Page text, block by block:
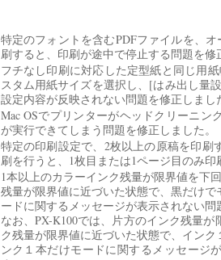
特定のフォントを含むPDFファイルを、
刷すると、印刷が途中で停止する問題を修
フチなし印刷に対応した定型紙と同じ用
スタム用紙サイズを選択し、[はみ出し量
設定内容が反映されない問題を修正しまし
Mac OSでプリンターがヘッドクリーニ
が実行できてしまう問題を修正しました。
特定の印刷設定で、2枚以上の原稿を印刷
刷を行うと、1枚目または1ページ目のみ印
1本以上のカラーインク残量が限界値を下
残量が限界値に近づいた状態で、黒だけ
ードに関するメッセージが表示されない問
なお、PX-K100では、片方のインク残量
ク残量が限界値に近づいた状態で、イン
ンク１本だけモードに関するメッセージ